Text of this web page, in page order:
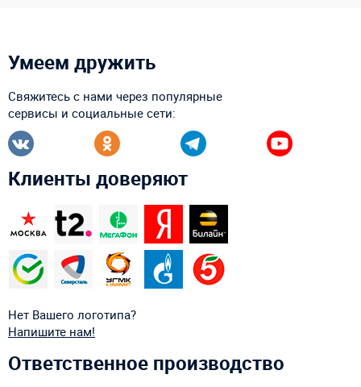
Умеем дружить
Свяжитесь с нами через популярные
сервисы и социальные сети:
Клиенты доверяют
Нет Вашего логотипа?
Напишите нам!
Ответственное производство